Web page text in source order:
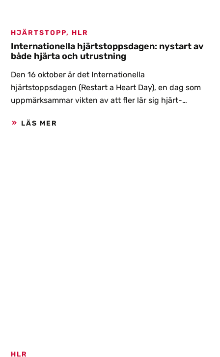
HJÄRTSTOPP, HLR
Internationella hjärtstoppsdagen: nystart av
både hjärta och utrustning
Den 16 oktober är det Internationella
hjärtstoppsdagen (Restart a Heart Day), en dag som
uppmärksammar vikten av att fler lär sig hjärt-
finnas nära till hands var du än befinner dig.
LÄS MER
HLR